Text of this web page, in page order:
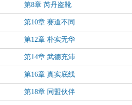
第8章 芮丹盗靴
第10章 赛道不同
第12章 朴实无华
第14章 武德充沛
第16章 真实底线
第18章 同盟伙伴